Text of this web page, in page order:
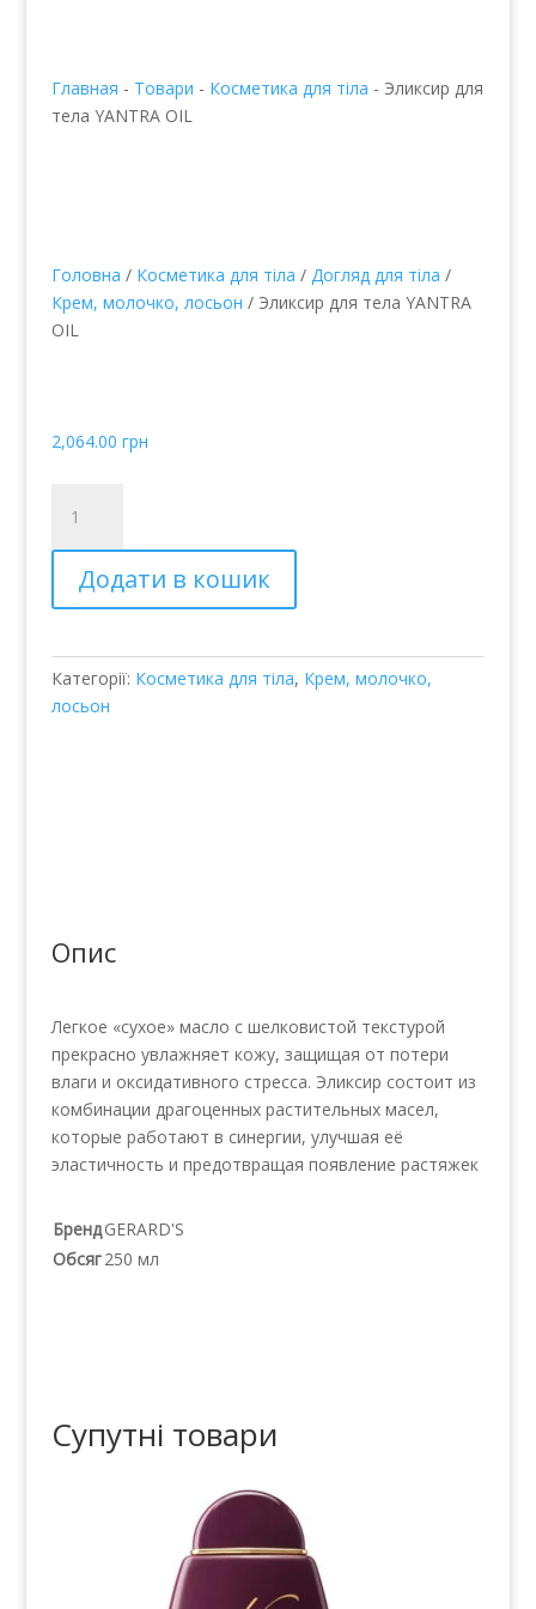
Главная - Товари - Косметика для тіла - Эликсир для
тела YANTRA OIL
Головна / Косметика для тіла / Догляд для тіла /
Крем, молочко, лосьон / Эликсир для тела YANTRA
OIL
2,064.00 грн
для
тела
YANTRA
OIL
Додати в кошик
Категорії: Косметика для тіла, Крем, молочко,
лосьон
Опис
Легкое «сухое» масло с шелковистой текстурой
прекрасно увлажняет кожу, защищая от потери
влаги и оксидативного стресса. Эликсир состоит из
комбинации драгоценных растительных масел,
которые работают в синергии, улучшая её
эластичность и предотвращая появление растяжек
БрендGERARD'S
Обсяг250 мл
Супутні товари